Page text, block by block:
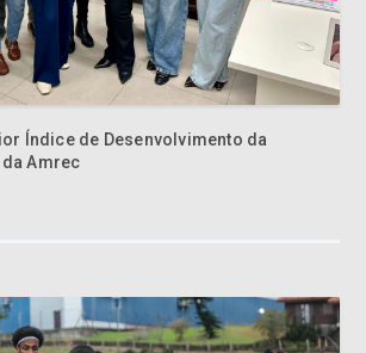
Índice de Desenvolvimento da
Amrec